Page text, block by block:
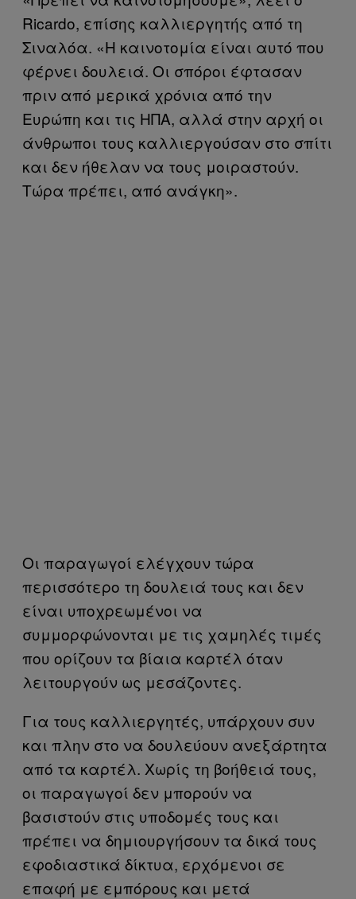
Ricardo, επίσης καλλιεργητής από τη
Σιναλόα. «Η καινοτομία είναι αυτό που
φέρνει δουλειά. Οι σπόροι έφτασαν
πριν από μερικά χρόνια από την
Ευρώπη και τις ΗΠΑ, αλλά στην αρχή οι
άνθρωποι τους καλλιεργούσαν στο σπίτι
και δεν ήθελαν να τους μοιραστούν.
Τώρα πρέπει, από ανάγκη».
Οι παραγωγοί ελέγχουν τώρα
περισσότερο τη δουλειά τους και δεν
είναι υποχρεωμένοι να
συμμορφώνονται με τις χαμηλές τιμές
που ορίζουν τα βίαια καρτέλ όταν
λειτουργούν ως μεσάζοντες.
Για τους καλλιεργητές, υπάρχουν συν
και πλην στο να δουλεύουν ανεξάρτητα
από τα καρτέλ. Χωρίς τη βοήθειά τους,
οι παραγωγοί δεν μπορούν να
βασιστούν στις υποδομές τους και
πρέπει να δημιουργήσουν τα δικά τους
εφοδιαστικά δίκτυα, ερχόμενοι σε
επαφή με εμπόρους και μετά